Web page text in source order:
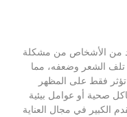
من الأشخاص من مشكلة
تلف الشعر وضعفه، مما
تؤثر فقط على المظهر
صحية أو عوامل بيئية
الكبير في مجال العناية